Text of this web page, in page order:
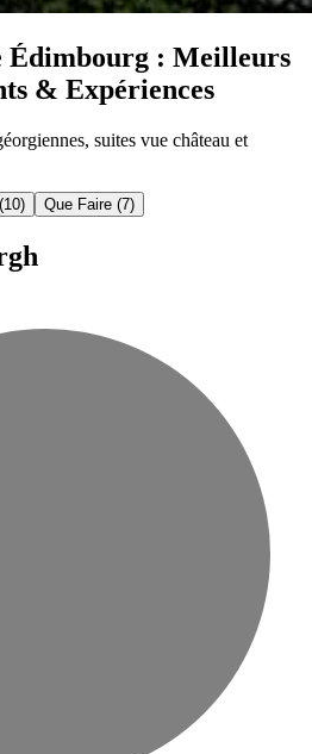
Édimbourg : Meilleurs
& Expériences
suites vue château et
(10) Que Faire (7)